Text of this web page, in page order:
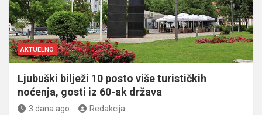
AKTUELNO
Ljubuški bilježi 10 posto više turističkih
noćenja, gosti iz 60-ak država
3 dana ago Redakcija